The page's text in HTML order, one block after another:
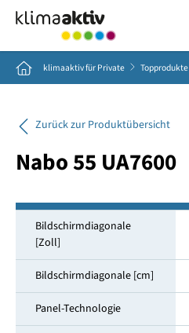
Home klimaaktiv für Private Topprodukte
Zurück zur Produktübersicht
Nabo 55 UA7600
Bildschirmdiagonale
[Zoll]
Bildschirmdiagonale [cm]
Panel-Technologie